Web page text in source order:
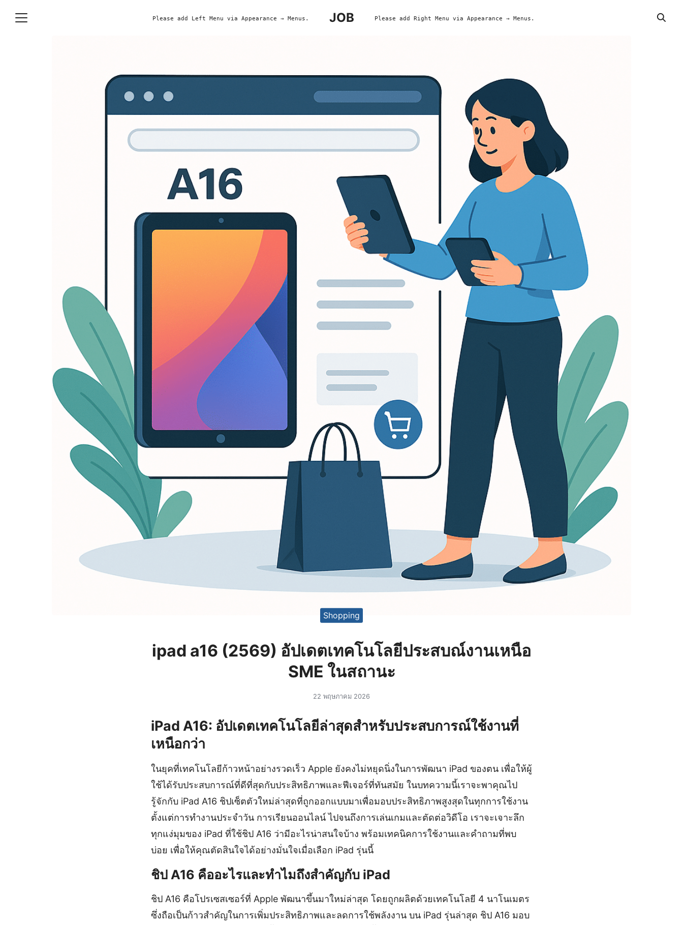
Please add Left Menu via Appearance → Menus. JOB Please add Right Menu via Appearance → Menus.
Shopping
ipad a16 (2569) อัปเดตเทคโนโลยีประสบณ์งานเหนือ
SME ในสถานะ
22 พฤษภาคม 2026
iPad A16: อัปเดตเทคโนโลยีล่าสุดสำหรับประสบการณ์ใช้งานที่
เหนือกว่า
ในยุคที่เทคโนโลยีก้าวหน้าอย่างรวดเร็ว Apple ยังคงไม่หยุดนิ่งในการพัฒนา iPad ของตน เพื่อให้ผู้
ใช้ได้รับประสบการณ์ที่ดีที่สุดกับประสิทธิภาพและฟีเจอร์ที่ทันสมัย ในบทความนี้เราจะพาคุณไป
รู้จักกับ iPad A16 ชิปเซ็ตตัวใหม่ล่าสุดที่ถูกออกแบบมาเพื่อมอบประสิทธิภาพสูงสุดในทุกการใช้งาน
ตั้งแต่การทำงานประจำวัน การเรียนออนไลน์ ไปจนถึงการเล่นเกมและตัดต่อวิดีโอ เราจะเจาะลึก
ทุกแง่มุมของ iPad ที่ใช้ชิป A16 ว่ามีอะไรน่าสนใจบ้าง พร้อมเทคนิคการใช้งานและคำถามที่พบ
บ่อย เพื่อให้คุณตัดสินใจได้อย่างมั่นใจเมื่อเลือก iPad รุ่นนี้
ชิป A16 คืออะไรและทำไมถึงสำคัญกับ iPad
ชิป A16 คือโปรเซสเซอร์ที่ Apple พัฒนาขึ้นมาใหม่ล่าสุด โดยถูกผลิตด้วยเทคโนโลยี 4 นาโนเมตร
ซึ่งถือเป็นก้าวสำคัญในการเพิ่มประสิทธิภาพและลดการใช้พลังงาน บน iPad รุ่นล่าสุด ชิป A16 มอบ